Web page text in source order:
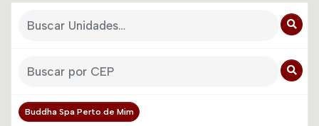
Buddha Spa Perto de Mim